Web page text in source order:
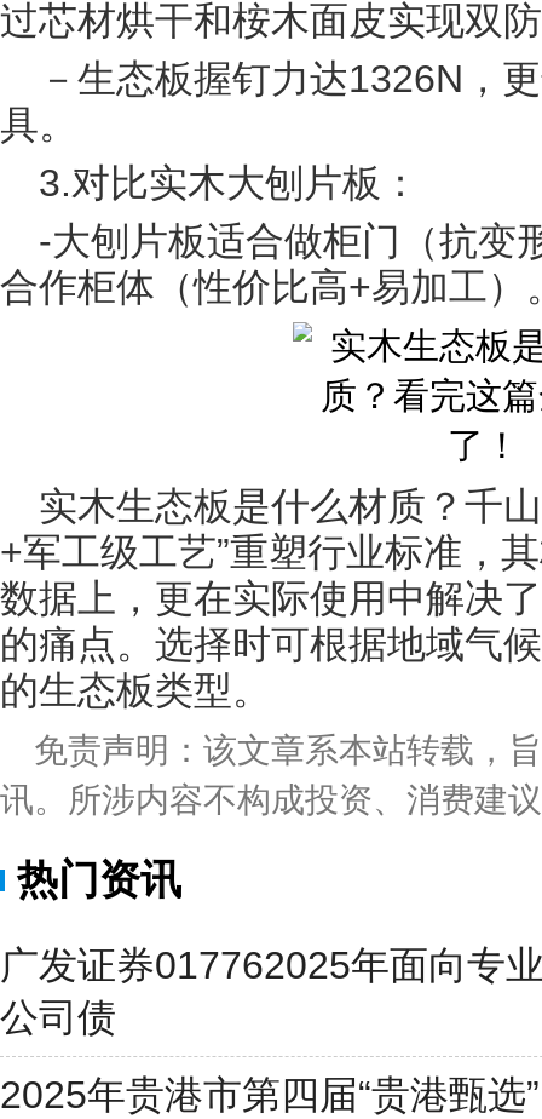
过芯材烘干和桉木面皮实现双
－生态板握钉力达1326N，
具。
3.对比实木大刨片板：
-大刨片板适合做柜门（抗变
合作柜体（性价比高+易加工）
实木生态板是什么材质？千
+军工级工艺”重塑行业标准，
数据上，更在实际使用中解决
的痛点。选择时可根据地域气
的生态板类型。
免责声明：该文章系本站转载，
讯。所涉内容不构成投资、消费建
热门资讯
广发证券017762025年面向专
公司债
2025年贵港市第四届“贵港甄选